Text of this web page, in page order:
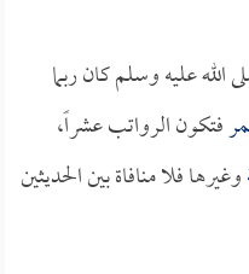
الله عليه وسلم كان ربما
فتكون الرواتب عشراً،
وغيرها فلا منافاة بين الحديثين